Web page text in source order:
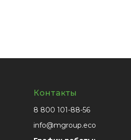
Контакты
8 800 101-88-56
info@mgroup.eco